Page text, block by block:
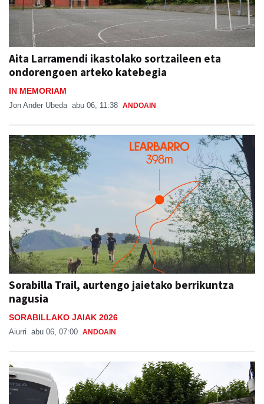
Aita Larramendi ikastolako sortzaileen eta
ondorengoen arteko katebegia
IN MEMORIAM
Jon Ander Ubeda abu 06, 11:38 ANDOAIN
Sorabilla Trail, aurtengo jaietako berrikuntza
nagusia
SORABILLAKO JAIAK 2026
Aiurri abu 06, 07:00 ANDOAIN